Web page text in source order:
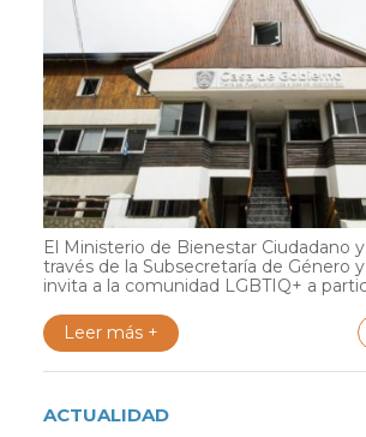
El Ministerio de Bienestar Ciudadano
través de la Subsecretaría de Género
invita a la comunidad LGBTIQ+ a
Leer más +
ACTUALIDAD